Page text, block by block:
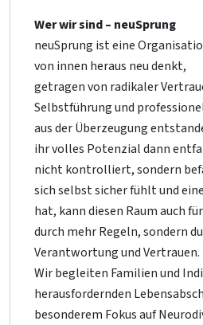
Wer wir sind – neuSprung
neuSprung ist eine
von innen heraus neu denkt,
getragen von radikaler
Selbstführung und
aus der Überzeugung
ihr volles Potenzial dann
nicht kontrolliert, sondern
sich selbst sicher fühlt und
hat, kann diesen Raum auch
durch mehr Regeln, sondern
Verantwortung und Vertrauen.
Wir begleiten Familien und
herausfordernden
besonderem Fokus auf